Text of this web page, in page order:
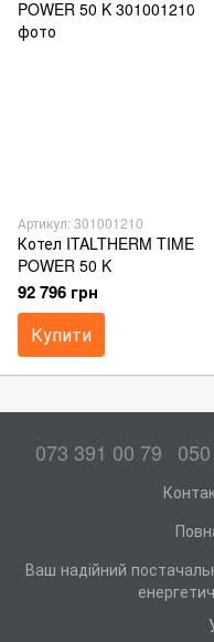
Артикул: 301001210
Котел ITALTHERM TIME
POWER 50 K
92 796 грн
Купити
073 391 00 79
Ваш надійний